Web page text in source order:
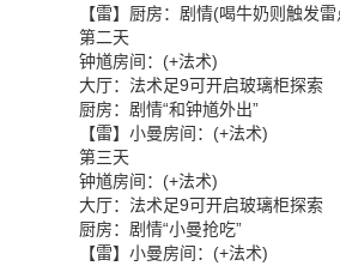
【雷】厨房：剧情(喝牛奶则触发雷
第二天
钟馗房间：(+法术)
大厅：法术足9可开启玻璃柜探索
厨房：剧情“和钟馗外出”
【雷】小曼房间：(+法术)
第三天
钟馗房间：(+法术)
大厅：法术足9可开启玻璃柜探索
厨房：剧情“小曼抢吃”
【雷】小曼房间：(+法术)